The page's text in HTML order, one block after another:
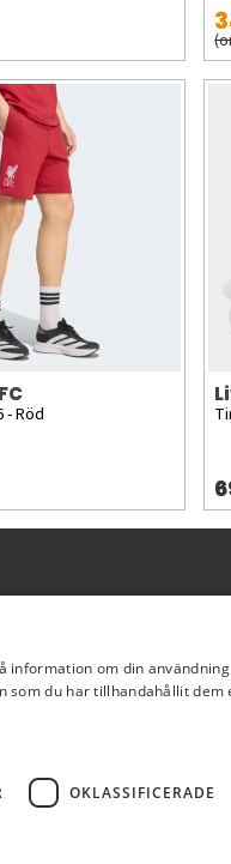
- Röd
information om din
som du har tillhandahållit dem
OKLASSIFICERADE